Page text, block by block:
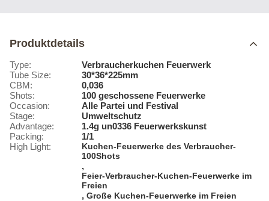
Produktdetails
Type:
Verbraucherkuchen Feuerwerk
Tube Size:
30*36*225mm
CBM:
0,036
Shots:
100 geschossene Feuerwerke
Occasion:
Alle Partei und Festival
Stage:
Umweltschutz
Advantage:
1.4g un0336 Feuerwerkskunst
Packing:
1/1
High Light:
Kuchen-Feuerwerke des Verbraucher-
100Shots
,
Feier-Verbraucher-Kuchen-Feuerwerke im
Freien
, Große Kuchen-Feuerwerke im Freien